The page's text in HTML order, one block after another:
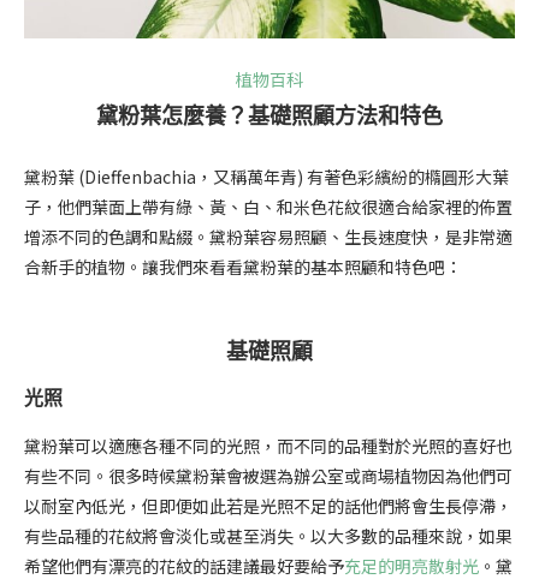
植物百科
黛粉葉怎麼養？基礎照顧方法和特色
黛粉葉 (Dieffenbachia，又稱萬年青) 有著色彩繽紛的橢圓形大葉
子，他們葉面上帶有綠、黃、白、和米色花紋很適合給家裡的佈置
增添不同的色調和點綴。黛粉葉容易照顧、生長速度快，是非常適
合新手的植物。讓我們來看看黛粉葉的基本照顧和特色吧：
基礎照顧
光照
黛粉葉可以適應各種不同的光照，而不同的品種對於光照的喜好也
有些不同。很多時候黛粉葉會被選為辦公室或商場植物因為他們可
以耐室內低光，但即便如此若是光照不足的話他們將會生長停滯，
有些品種的花紋將會淡化或甚至消失。以大多數的品種來說，如果
希望他們有漂亮的花紋的話建議最好要給予充足的明亮散射光 。黛